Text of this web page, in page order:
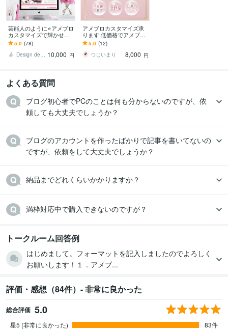
芸能人のように⭐️アメブロ
カスタマイズで輝かせま
す バナー・ヘッダーキラ
キラ☆華やかアイキャッ
チ効果アクセス集中
5.0 (78)
Design de Cheri 10,000 円
アメブロカスタマイズ承
ります 低価格でアメブロ
を素敵にカスタマイズい
たします！
5.0 (12)
つじいまり
8,000 円
よくある質問
ブログ初心者でPCのことは何も分からないのですが、依
頼しても大丈夫でしょうか？
ブログのアカウントを作ったばかりで記事を書いてないの
ですが、依頼をして大丈夫でしょうか？
納品までどれくらいかかりますか？
満枠対応中で購入できないのですが？
トークルーム回答例
はじめまして。フォーマットを記入しましたのでよろしく
お願いします！１．アメブ...
評価・感想（84件）- 非常に良かった
総合評価 5.0
星5 (非常に良かった)
83件